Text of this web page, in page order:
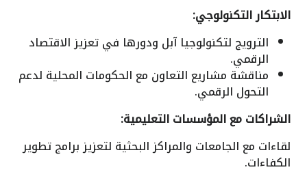
الابتكار التكنولوجي:
الترويج لتكنولوجيا آبل ودورها في تعزيز الاقتصاد
الرقمي.
مناقشة مشاريع التعاون مع الحكومات المحلية لدعم
التحول الرقمي.
الشراكات مع المؤسسات التعليمية:
لقاءات مع الجامعات والمراكز البحثية لتعزيز برامج تطوير
الكفاءات.